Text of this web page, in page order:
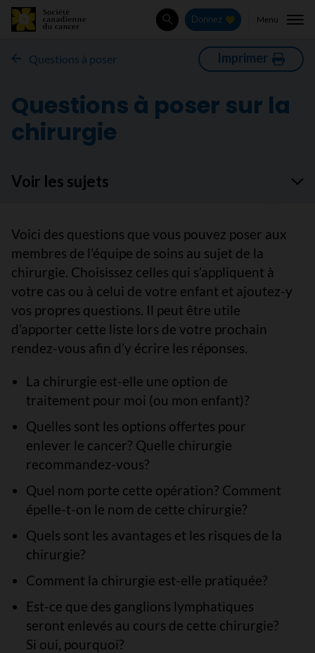
Rechercher
Donnez Menu
Questions à poser Imprimer
Questions à poser sur la
chirurgie
Voir les sujets
Voici des questions que vous pouvez poser aux
membres de l’équipe de soins au sujet de la
chirurgie. Choisissez celles qui s’appliquent à
votre cas ou à celui de votre enfant et ajoutez-y
vos propres questions. Il peut être utile
d’apporter cette liste lors de votre prochain
rendez-vous afin d’y écrire les réponses.
La chirurgie est-elle une option de
traitement pour moi (ou mon enfant)?
Quelles sont les options offertes pour
enlever le cancer? Quelle chirurgie
recommandez-vous?
Quel nom porte cette opération? Comment
épelle-t-on le nom de cette chirurgie?
Quels sont les avantages et les risques de la
chirurgie?
Comment la chirurgie est-elle pratiquée?
Est-ce que des ganglions lymphatiques
seront enlevés au cours de cette chirurgie?
Si oui, pourquoi?